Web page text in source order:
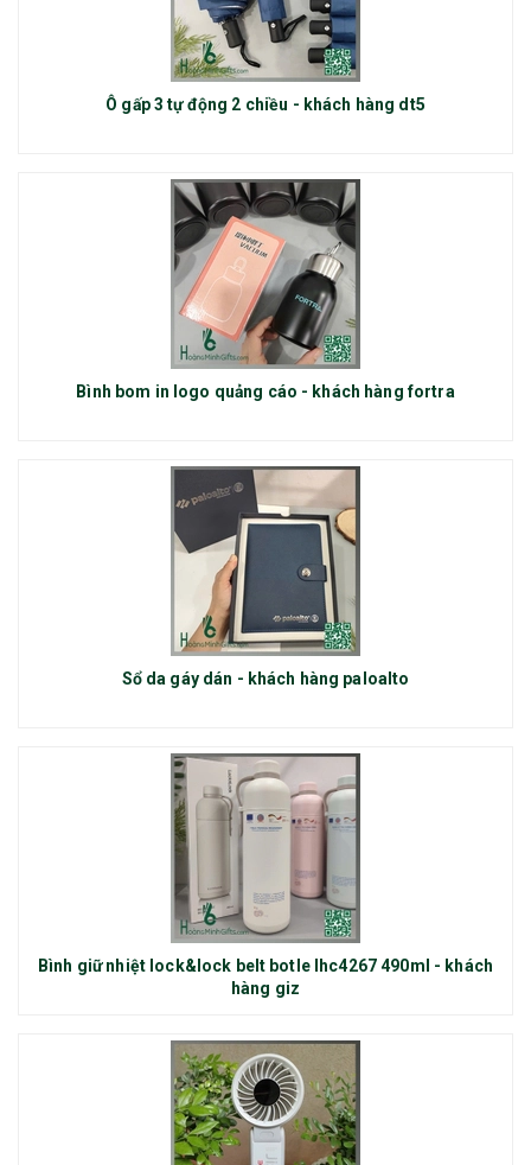
Ô gấp 3 tự động 2 chiều - khách hàng dt5
Bình bom in logo quảng cáo - khách hàng fortra
Sổ da gáy dán - khách hàng paloalto
Bình giữ nhiệt lock&lock belt botle lhc4267 490ml - khách
hàng giz